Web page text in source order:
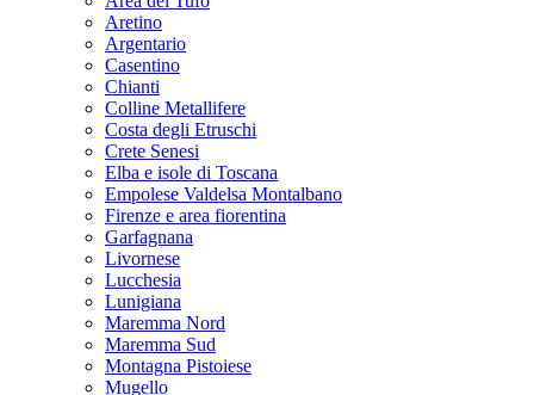
Aretino
Argentario
Casentino
Chianti
Colline Metallifere
Costa degli Etruschi
Crete Senesi
Elba e isole di Toscana
Empolese Valdelsa Montalbano
Firenze e area fiorentina
Garfagnana
Livornese
Lucchesia
Lunigiana
Maremma Nord
Maremma Sud
Montagna Pistoiese
Mugello